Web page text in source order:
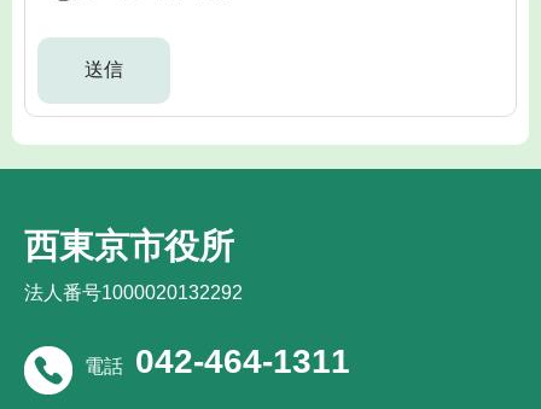
西東京市役所
法人番号1000020132292
電話 042-464-1311